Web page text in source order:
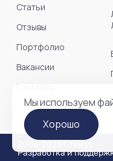
Мы используем
Хорошо
Статьи
Отзывы
Портфолио
Вакансии
Контакты
Разработка и